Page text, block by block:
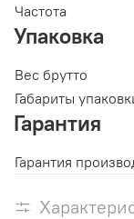
Частота
Упаковка
Вес брутто
Габариты
Гарантия
Гарантия